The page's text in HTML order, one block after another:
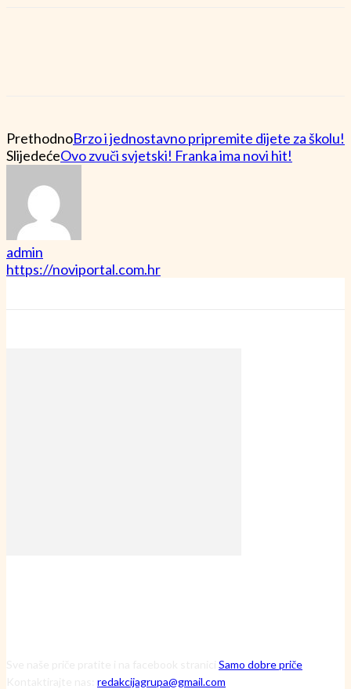
PrethodnoBrzo i jednostavno pripremite dijete za školu!
SlijedećeOvo zvuči svjetski! Franka ima novi hit!
admin
https://noviportal.com.hr
Samo dobre priče
redakcijagrupa@gmail.com